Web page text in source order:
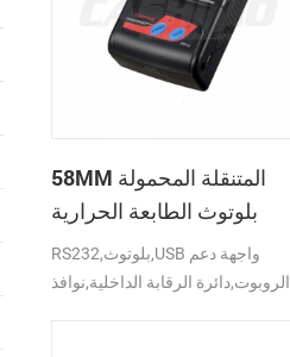
58MM المتنقلة المحمولة
بلوتوث الطابعة الحرارية
PTP-II
RS232,بلوتوث,USB واجهة دعم
الروبوت,دائرة الرقابة الداخلية,نوافذ